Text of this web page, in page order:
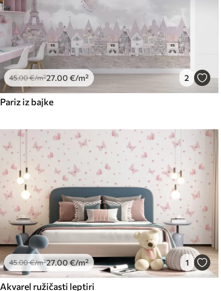
45.00€/m²27.00 €/m² 2
Pariz iz bajke
45.00€/m²27 .00 €/m² 1
Akvarel ružičasti leptiri